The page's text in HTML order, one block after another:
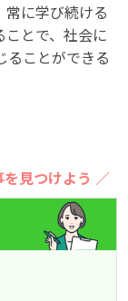
常に学び続ける
ことで、社会に
ることができる
見つけよう ／